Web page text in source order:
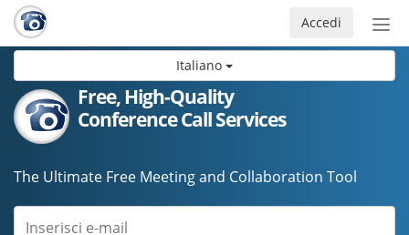
Italiano
Accedi
Free, High-Quality
Conference Call Services
The Ultimate Free Meeting and Collaboration Tool